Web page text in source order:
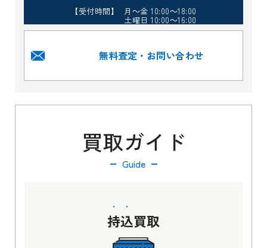
【受付時間】 月～金 10:00～18:00
土曜日 10:00～16:00
無料査定・お問い合わせ
買取ガイド
Guide
持込買取